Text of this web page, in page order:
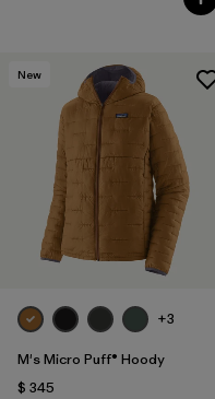
New
+3
M's Micro Puff® Hoody
$ 345